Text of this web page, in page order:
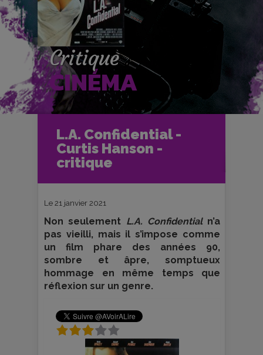
Critique
CINÉMA
L.A. Confidential -
Curtis Hanson -
critique
Accueil
Cinéma
Critiques et fiches films
Ciné-Club
L.A. Confidential - Curtis Hanson -
critique
Le 21 janvier 2021
Non seulement L.A. Confidentialn’a
pas vieilli, mais il s’impose comme
un film phare des années 90,
sombre et âpre, somptueux
hommage en même temps que
réflexion sur un genre.